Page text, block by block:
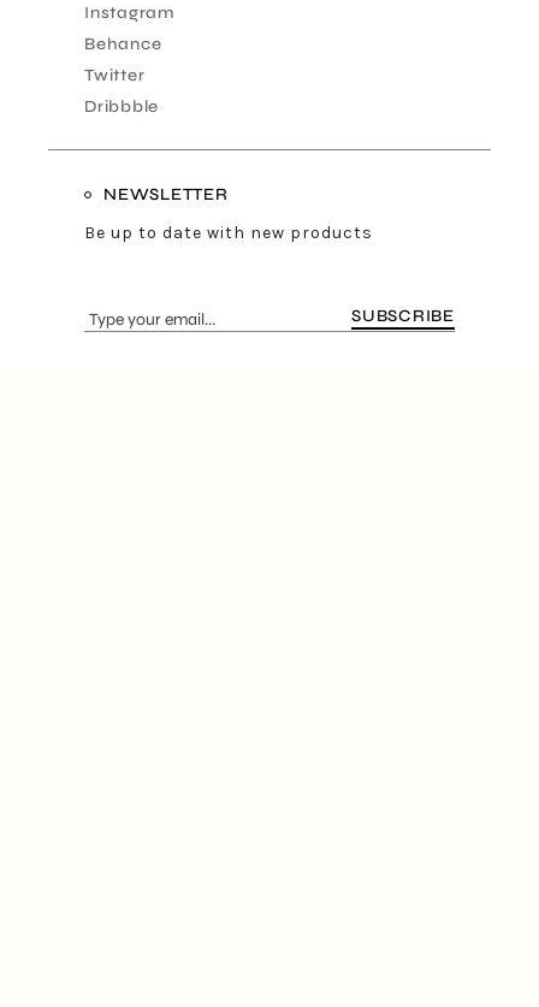
Instagram
Behance
Twitter
Dribbble
NEWSLETTER
Be up to date with new products
SUBSCRIBE